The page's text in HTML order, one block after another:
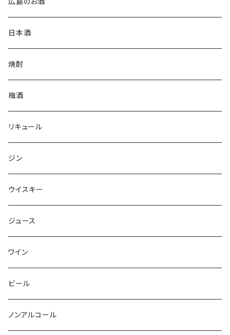
日本酒
焼酎
梅酒
リキュール
ジン
ウイスキー
ジュース
ワイン
ビール
ノンアルコール